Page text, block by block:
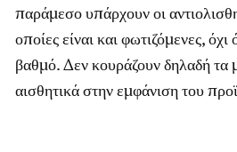
παράμεσο υπάρχουν οι
οποίες είναι και φωτιζόμενες,
βαθμό. Δεν κουράζουν δηλαδή τα
αισθητικά στην εμφάνιση του